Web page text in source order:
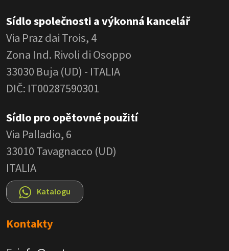
Sídlo společnosti a výkonná kancelář
Via Praz dai Trois, 4
Zona Ind. Rivoli di Osoppo
33030 Buja (UD) - ITALIA
DIČ: IT00287590301
Sídlo pro opětovné použití
Via Palladio, 6
33010 Tavagnacco (UD)
ITALIA
Katalogu
Kontakty